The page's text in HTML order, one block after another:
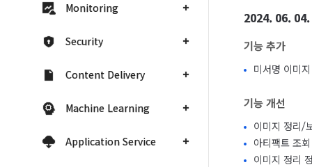
Monitoring
Security
Content Delivery
Machine Learning
Application Service
2024. 06. 04.
기능 추가
미서명 이미
기능 개선
이미지 정리/
아티팩트 조
이미지 정리